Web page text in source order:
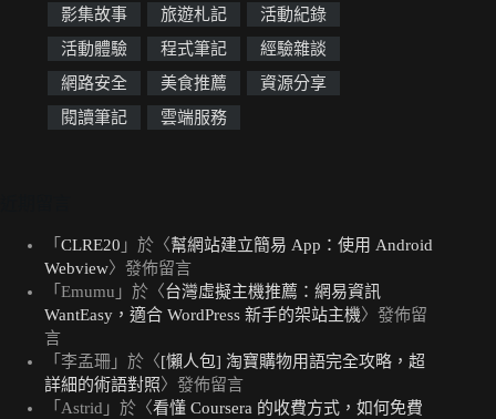
影集故事
旅遊札記
活動紀錄
活動體驗
程式筆記
經驗雜談
網路安全
美食推薦
資源分享
閱讀筆記
雲端服務
「 CLRE20 」於〈幫網站建立簡易 App：使用 Android
Webview〉發佈留言
「 Emumu 」於〈台灣虛擬主機推薦：網易資訊
WantEasy，適合 WordPress 新手的架站主機〉發佈留
言
「 李孟珊 」於〈[懶人包] 淘寶購物用語完全攻略，超
詳細的術語對照〉發佈留言
「 Astrid 」於〈看懂 Coursera 的收費方式，如何免費